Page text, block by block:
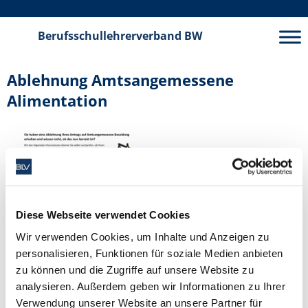
Diese Webseite verwendet Cookies
Wir verwenden Cookies, um Inhalte und Anzeigen zu
personalisieren, Funktionen für soziale Medien anbieten
zu können und die Zugriffe auf unsere Website zu
analysieren. Außerdem geben wir Informationen zu Ihrer
Verwendung unserer Website an unsere Partner für
Berufsschullehrerverband BW
Ablehnung Amtsangemessene
Alimentation